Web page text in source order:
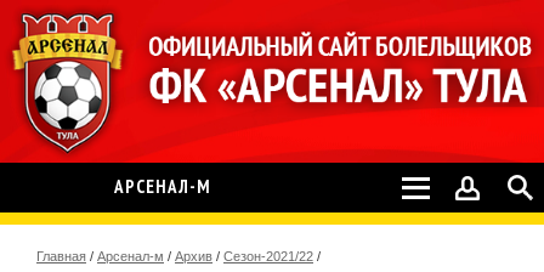
АРСЕНАЛ-М
Главная / Арсенал-м / Архив / Сезон-2021/22 /